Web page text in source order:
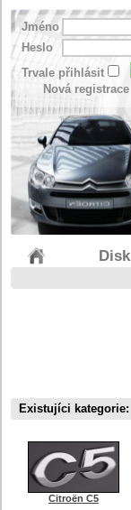
Jméno
Heslo
Trvale přihlásit
Nová registrace
Existujíci kategorie:
Citroën C5